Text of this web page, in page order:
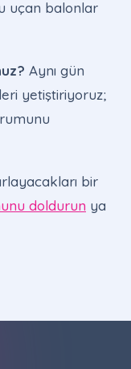
uçan balonlar
Aynı gün
yetiştiriyoruz;
bir
doldurun ya